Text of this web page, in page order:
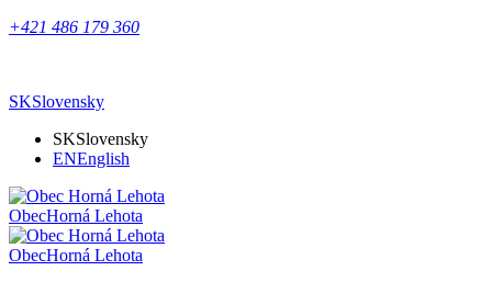
+421 486 179 360
SKSlovensky
SKSlovensky
ENEnglish
ObecHorná Lehota
ObecHorná Lehota